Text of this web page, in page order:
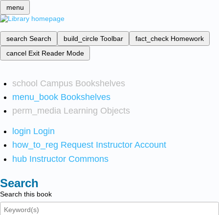
menu
search Search build_circle Toolbar fact_check Homework
cancel Exit Reader Mode
school Campus Bookshelves
menu_book Bookshelves
perm_media Learning Objects
login Login
how_to_reg Request Instructor Account
hub Instructor Commons
Search
Search this book